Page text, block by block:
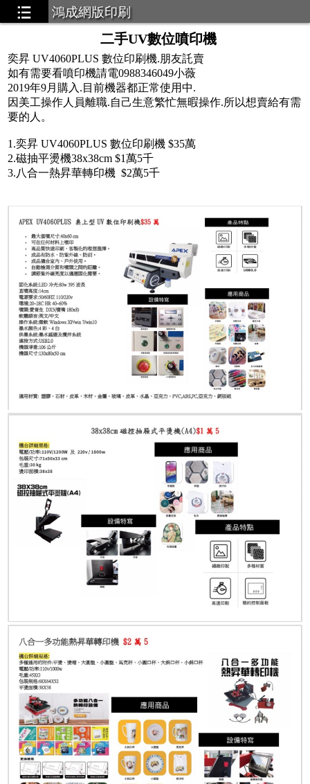
鴻成網版印刷
二手UV數位噴印機
奕昇 UV4060PLUS 數位印刷機.朋友託賣
如有需要看噴印機請電0988346049小薇
2019年9月購入.目前機器都正常使用中.
因美工操作人員離職.自己生意繁忙無暇操作.所以想賣給有需
要的人。
1.奕昇 UV4060PLUS 數位印刷機 $35萬
2.磁抽平燙機38x38cm $1萬5千
3.八合一熱昇華轉印機 $2萬5千